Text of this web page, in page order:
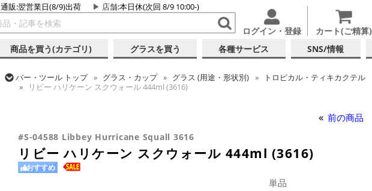
通販:翌営業日(8/9)出荷 店舗:本日休(次回 8/9 10:00-)
ログイン・登録 カート(ご精算)
商品を買う(カテゴリ) グラスを買う 各種サービス SNS/情報
バー・ツール トップ グラス・カップ グラス (用途・形状別)
トロピカル・ティキカクテル
リビー ハリケーン スクウォール 444ml (3616)
前の商品
#S-04588 Libbey Hurricane Squall 3616
リビー ハリケーン スクウォール 444ml (3616)
おすすめ
単品